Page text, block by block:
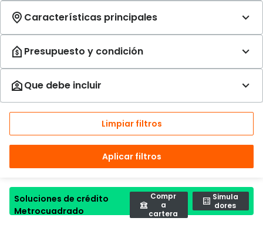
Limpiar filtros
Aplicar filtros
Soluciones de crédito
Metrocuadrado
Compr
a
cartera
Simula
dores